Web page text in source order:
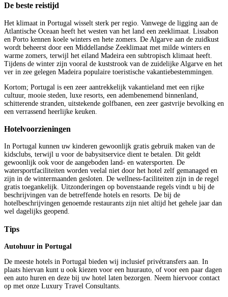
De beste reistijd
Het klimaat in Portugal wisselt sterk per regio. Vanwege de ligging aan de
Atlantische Oceaan heeft het westen van het land een zeeklimaat. Lissabon
en Porto kennen koele winters en hete zomers. De Algarve aan de zuidkust
wordt beheerst door een Middellandse Zeeklimaat met milde winters en
warme zomers, terwijl het eiland Madeira een subtropisch klimaat heeft.
Tijdens de winter zijn vooral de kuststrook van de zuidelijke Algarve en het
ver in zee gelegen Madeira populaire toeristische vakantiebestemmingen.
Kortom; Portugal is een zeer aantrekkelijk vakantieland met een rijke
cultuur, mooie steden, luxe resorts, een adembenemend binnenland,
schitterende stranden, uitstekende golfbanen, een zeer gastvrije bevolking en
een verrassend heerlijke keuken.
Hotelvoorzieningen
In Portugal kunnen uw kinderen gewoonlijk gratis gebruik maken van de
kidsclubs, terwijl u voor de babysitservice dient te betalen. Dit geldt
gewoonlijk ook voor de aangeboden land- en watersporten. De
watersportfaciliteiten worden veelal niet door het hotel zelf gemanaged en
zijn in de wintermaanden gesloten. De wellness-faciliteiten zijn in de regel
gratis toegankelijk. Uitzonderingen op bovenstaande regels vindt u bij de
beschrijvingen van de betreffende hotels en resorts. De bij de
hotelbeschrijvingen genoemde restaurants zijn niet altijd het gehele jaar dan
wel dagelijks geopend.
Tips
Autohuur in Portugal
De meeste hotels in Portugal bieden wij inclusief privétransfers aan. In
plaats hiervan kunt u ook kiezen voor een huurauto, of voor een paar dagen
een auto huren en deze bij uw hotel laten bezorgen. Neem hiervoor contact
op met onze Luxury Travel Consultants.